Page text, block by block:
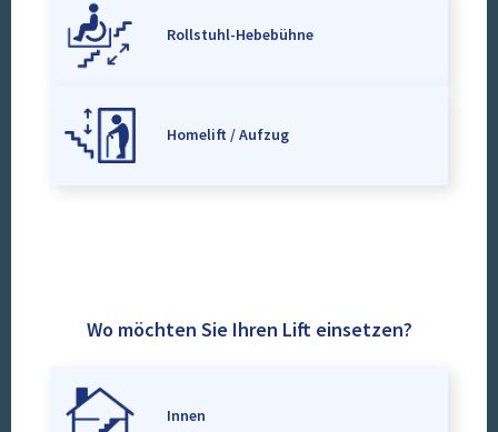
Rollstuhl-Hebebühne
Homelift / Aufzug
Wo möchten Sie Ihren Lift einsetzen?
Innen